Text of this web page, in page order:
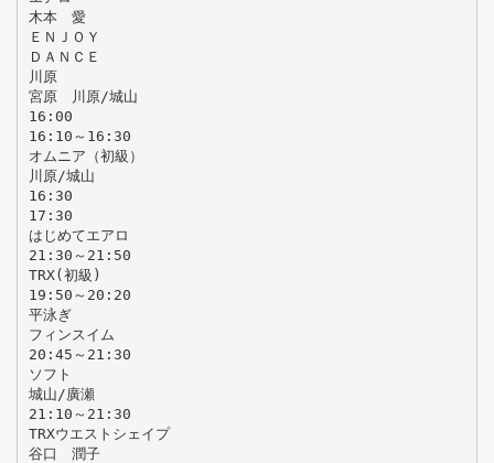
木本 愛
ＥＮＪＯＹ
ＤＡＮＣＥ
川原
宮原 川原/城山
16:00
16:10～16:30
オムニア（初級）
川原/城山
16:30
17:30
はじめてエアロ
21:30～21:50
TRX(初級)
19:50～20:20
平泳ぎ
フィンスイム
20:45～21:30
ソフト
城山/廣瀬
21:10～21:30
TRXウエストシェイプ
谷口 潤子